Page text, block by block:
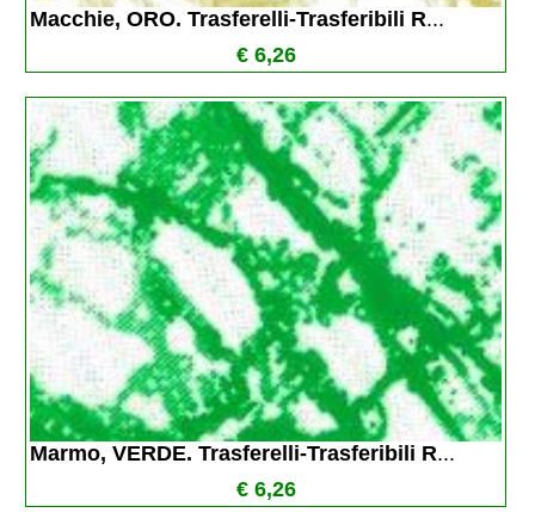
Macchie, ORO. Trasferelli-Trasferibili R...
€ 6,26
Marmo, VERDE. Trasferelli-Trasferibili R...
€ 6,26